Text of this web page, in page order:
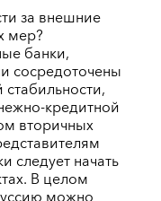
за внешние
мер?
банки,
сосредоточены
кредитной
вторичных
следует начать
В целом